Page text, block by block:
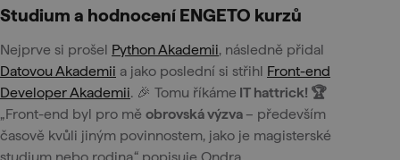
Studium a hodnocení ENGETO kurzů
Nejprve si prošel Python Akademii, následně přidal
Datovou Akademii a jako poslední si střihl Front-end
Developer Akademii. 🎉 Tomu říkáme IT hattrick! 🏆
„Front-end byl pro mě obrovská výzva– především
časově kvůli jiným povinnostem, jako je magisterské